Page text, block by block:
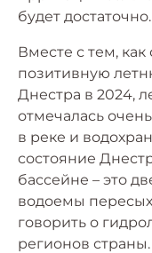
будет достаточно.
Вместе с тем,
позитивную
Днестра в 2024,
отмечалась
в реке и
состояние
бассейне – это
водоемы
говорить о
регионов